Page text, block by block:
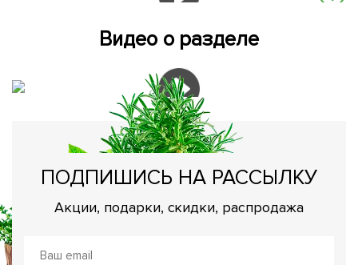
Видео о разделе
ПОДПИШИСЬ НА РАССЫЛКУ
Акции, подарки, скидки, распродажа